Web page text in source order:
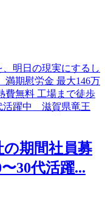
の期間社員募
30代活躍...